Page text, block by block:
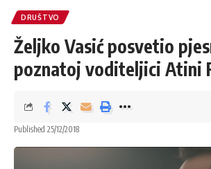
DRUŠTVO
Željko Vasić posvetio
poznatoj voditeljici Atini
Published 25/12/2018